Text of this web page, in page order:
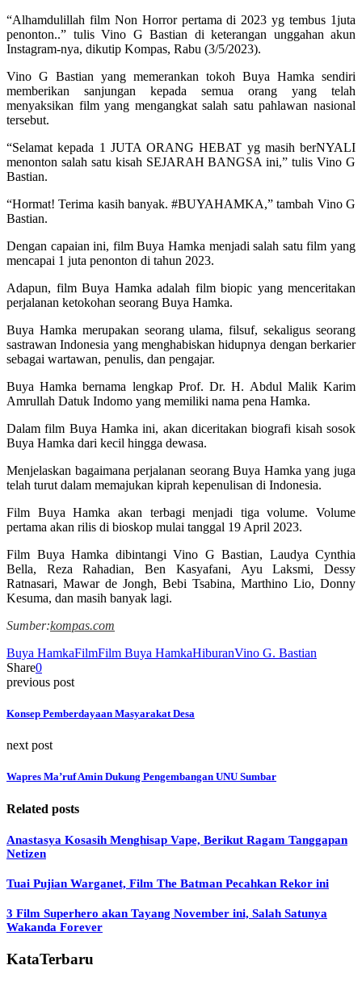
“Alhamdulillah film Non Horror pertama di 2023 yg tembus 1juta
penonton..” tulis Vino G Bastian di keterangan unggahan akun
Instagram-nya, dikutip Kompas, Rabu (3/5/2023).
Vino G Bastian yang memerankan tokoh Buya Hamka sendiri
memberikan sanjungan kepada semua orang yang telah
menyaksikan film yang mengangkat salah satu pahlawan nasional
tersebut.
“Selamat kepada 1 JUTA ORANG HEBAT yg masih berNYALI
menonton salah satu kisah SEJARAH BANGSA ini,” tulis Vino G
Bastian.
“Hormat! Terima kasih banyak. #BUYAHAMKA,” tambah Vino G
Bastian.
Dengan capaian ini, film Buya Hamka menjadi salah satu film yang
mencapai 1 juta penonton di tahun 2023.
Adapun, film Buya Hamka adalah film biopic yang menceritakan
perjalanan ketokohan seorang Buya Hamka.
Buya Hamka merupakan seorang ulama, filsuf, sekaligus seorang
sastrawan Indonesia yang menghabiskan hidupnya dengan berkarier
sebagai wartawan, penulis, dan pengajar.
Buya Hamka bernama lengkap Prof. Dr. H. Abdul Malik Karim
Amrullah Datuk Indomo yang memiliki nama pena Hamka.
Dalam film Buya Hamka ini, akan diceritakan biografi kisah sosok
Buya Hamka dari kecil hingga dewasa.
Menjelaskan bagaimana perjalanan seorang Buya Hamka yang juga
telah turut dalam memajukan kiprah kepenulisan di Indonesia.
Film Buya Hamka akan terbagi menjadi tiga volume. Volume
pertama akan rilis di bioskop mulai tanggal 19 April 2023.
Film Buya Hamka dibintangi Vino G Bastian, Laudya Cynthia
Bella, Reza Rahadian, Ben Kasyafani, Ayu Laksmi, Dessy
Ratnasari, Mawar de Jongh, Bebi Tsabina, Marthino Lio, Donny
Kesuma, dan masih banyak lagi.
Sumber:kompas.com
Buya HamkaFilmFilm Buya HamkaHiburanVino G. Bastian
Share0
previous post
Konsep Pemberdayaan Masyarakat Desa
next post
Wapres Ma’ruf Amin Dukung Pengembangan UNU Sumbar
Related posts
Anastasya Kosasih Menghisap Vape, Berikut Ragam Tanggapan
Netizen
Tuai Pujian Warganet, Film The Batman Pecahkan Rekor ini
3 Film Superhero akan Tayang November ini, Salah Satunya
Wakanda Forever
KataTerbaru